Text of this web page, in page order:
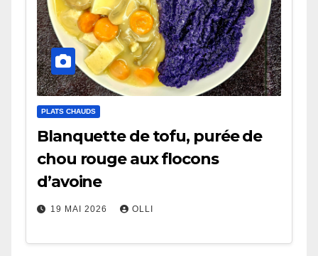
PLATS CHAUDS
Blanquette de tofu, purée de
chou rouge aux flocons
d’avoine
19 MAI 2026 OLLI